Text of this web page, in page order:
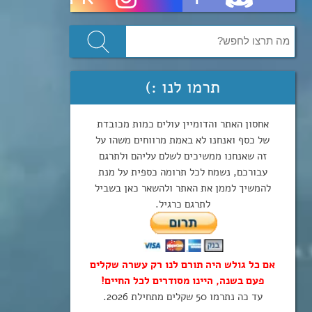
תרמו לנו :)
אחסון האתר והדומיין עולים כמות מכובדת
של כסף ואנחנו לא באמת מרווחים משהו על
זה שאנחנו ממשיכים לשלם עליהם ולתרגם
עבורכם, נשמח לכל תרומה כספית על מנת
להמשיך לממן את האתר ולהשאר כאן בשביל
לתרגם כרגיל.
אם כל גולש היה תורם לנו רק עשרה שקלים
פעם בשנה, היינו מסודרים לכל החיים!
עד כה נתרמו 50 שקלים מתחילת 2026.